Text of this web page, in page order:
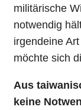
militärische
notwendig
irgendeine
möchte sich
Aus
keine